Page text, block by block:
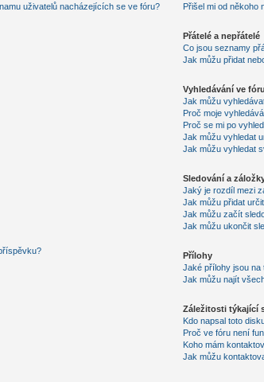
uživatelů nacházejících se ve fóru?
Přišel mi od někoho
Přátelé a nepřátelé
Co jsou seznamy
Jak můžu přidat
Vyhledávání ve fóru
Jak můžu
Proč moje
Proč se mi po
Jak můžu vyhledat
Jak můžu vyhledat
Sledování a
Jaký je rozdíl mezi
Jak můžu přidat
Jak můžu začít
Jak můžu ukončit
Přílohy
Jaké přílohy jsou na
Jak můžu najít
Záležitosti týkající
Kdo napsal toto
Proč ve fóru není
Koho mám
Jak můžu